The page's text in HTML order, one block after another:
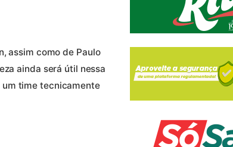
assim como de Paulo
ainda será útil nessa
um time tecnicamente